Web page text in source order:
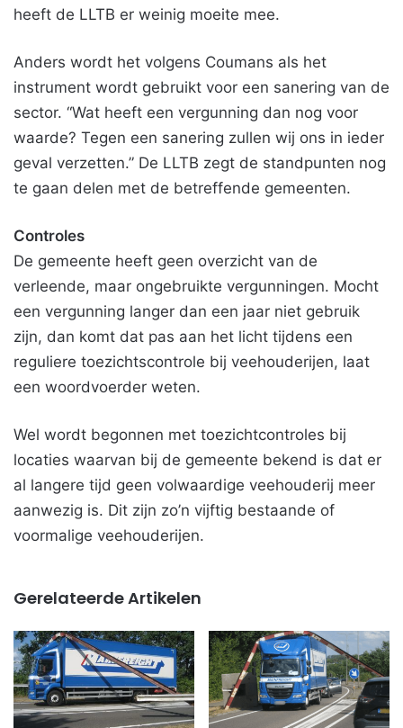
heeft de LLTB er weinig moeite mee.
Anders wordt het volgens Coumans als het
instrument wordt gebruikt voor een sanering van de
sector. “Wat heeft een vergunning dan nog voor
waarde? Tegen een sanering zullen wij ons in ieder
geval verzetten.” De LLTB zegt de standpunten nog
te gaan delen met de betreffende gemeenten.
Controles
De gemeente heeft geen overzicht van de
verleende, maar ongebruikte vergunningen. Mocht
een vergunning langer dan een jaar niet gebruik
zijn, dan komt dat pas aan het licht tijdens een
reguliere toezichtscontrole bij veehouderijen, laat
een woordvoerder weten.
Wel wordt begonnen met toezichtcontroles bij
locaties waarvan bij de gemeente bekend is dat er
al langere tijd geen volwaardige veehouderij meer
aanwezig is. Dit zijn zo’n vijftig bestaande of
voormalige veehouderijen.
Gerelateerde Artikelen